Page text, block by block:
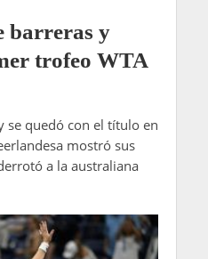
barreras y
trofeo WTA
se quedó con el título en
mostró sus
a la australiana